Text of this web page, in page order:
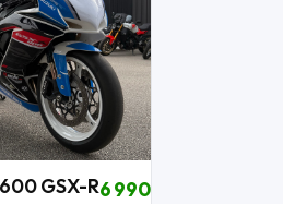
GSX-R6 990 €